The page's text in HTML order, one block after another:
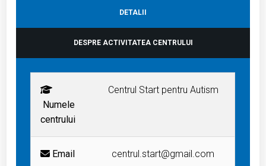
DETALII
DESPRE ACTIVITATEA CENTRULUI
Numele
centrului
Centrul Start pentru Autism
Email centrul.start@gmail.com